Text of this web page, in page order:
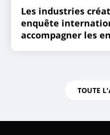
Les industries
enquête
accompagner les
TOUTE